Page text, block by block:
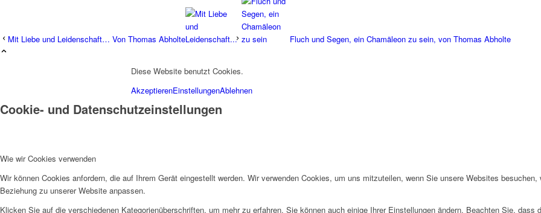
Mit Liebe und Leidenschaft… Von Thomas Abholte Fluch und Segen, ein Chamäleon zu sein, von Thomas Abholte
Diese Website benutzt Cookies.
AkzeptierenEinstellungenAblehnen
Cookie- und Datenschutzeinstellungen
Wie wir Cookies verwenden
Wir können Cookies anfordern, die auf Ihrem Gerät eingestellt werden. Wir verwenden Cookies, um uns mitzuteilen, wenn Sie unsere Websites
Beziehung zu unserer Website anpassen.
Klicken Sie auf die verschiedenen Kategorienüberschriften, um mehr zu erfahren. Sie können auch einige Ihrer Einstellungen ändern. Beachten Sie,